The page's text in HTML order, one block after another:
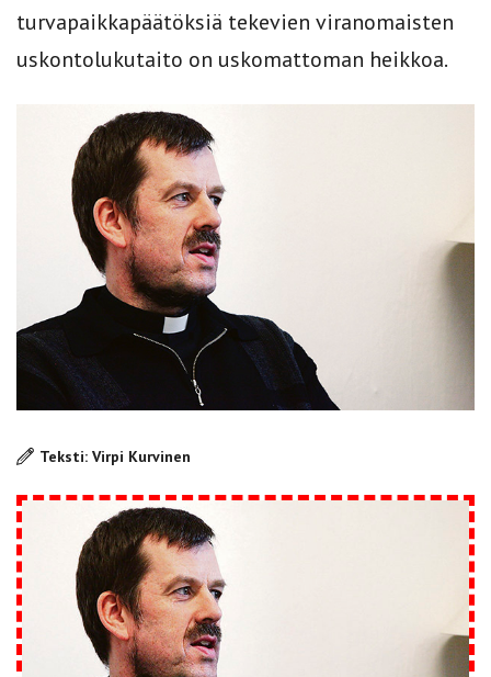
turvapaikka­päätöksiä tekevien viranomaisten
uskontolukutaito on uskomattoman heikkoa.
Teksti: Virpi Kurvinen